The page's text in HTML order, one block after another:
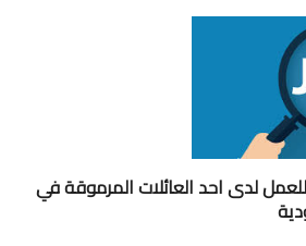
لدى احد العائلات المرموقة في